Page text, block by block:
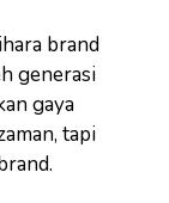
brand
generasi
gaya
tapi